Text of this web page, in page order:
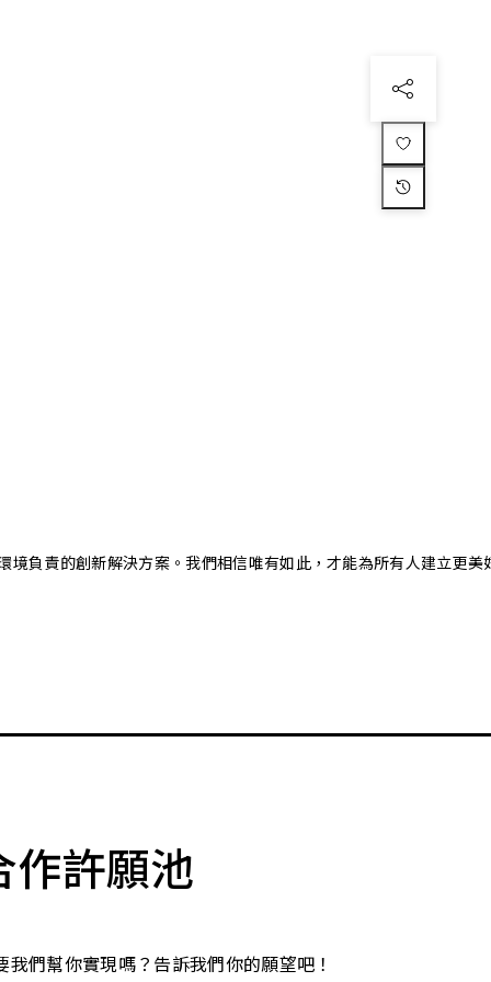
負責的創新解決方案。我們相信唯有如此，才能為所有人建立更美
作許願池
我們幫你實現嗎？告訴我們你的願望吧！